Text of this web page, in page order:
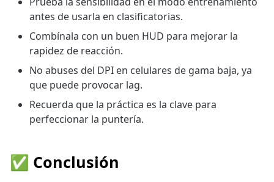
antes de usarla en clasificatorias.
Combínala con un buen HUD para mejorar la
rapidez de reacción.
No abuses del DPI en celulares de gama baja, ya
que puede provocar lag.
Recuerda que la práctica es la clave para
perfeccionar la puntería.
✅ Conclusión